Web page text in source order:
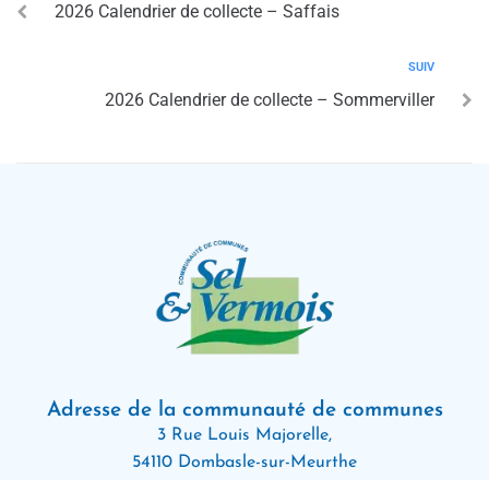
2026 Calendrier de collecte – Saffais
SUIV
2026 Calendrier de collecte – Sommerviller
Adresse de la communauté de communes
3 Rue Louis Majorelle,
54110 Dombasle-sur-Meurthe